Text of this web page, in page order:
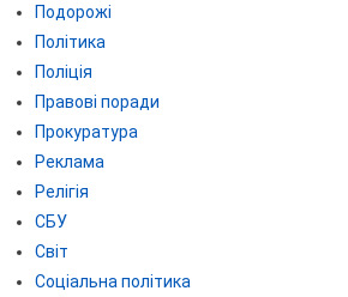
Подорожі
Політика
Поліція
Правові поради
Прокуратура
Реклама
Релігія
СБУ
Світ
Соціальна політика